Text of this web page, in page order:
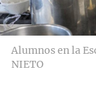
Alumnos en la
NIETO